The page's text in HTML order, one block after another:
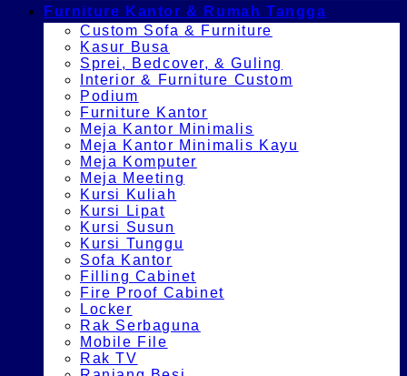
Furniture Kantor & Rumah Tangga
Custom Sofa & Furniture
Kasur Busa
Sprei, Bedcover, & Guling
Interior & Furniture Custom
Podium
Furniture Kantor
Meja Kantor Minimalis
Meja Kantor Minimalis Kayu
Meja Komputer
Meja Meeting
Kursi Kuliah
Kursi Lipat
Kursi Susun
Kursi Tunggu
Sofa Kantor
Filling Cabinet
Fire Proof Cabinet
Locker
Rak Serbaguna
Mobile File
Rak TV